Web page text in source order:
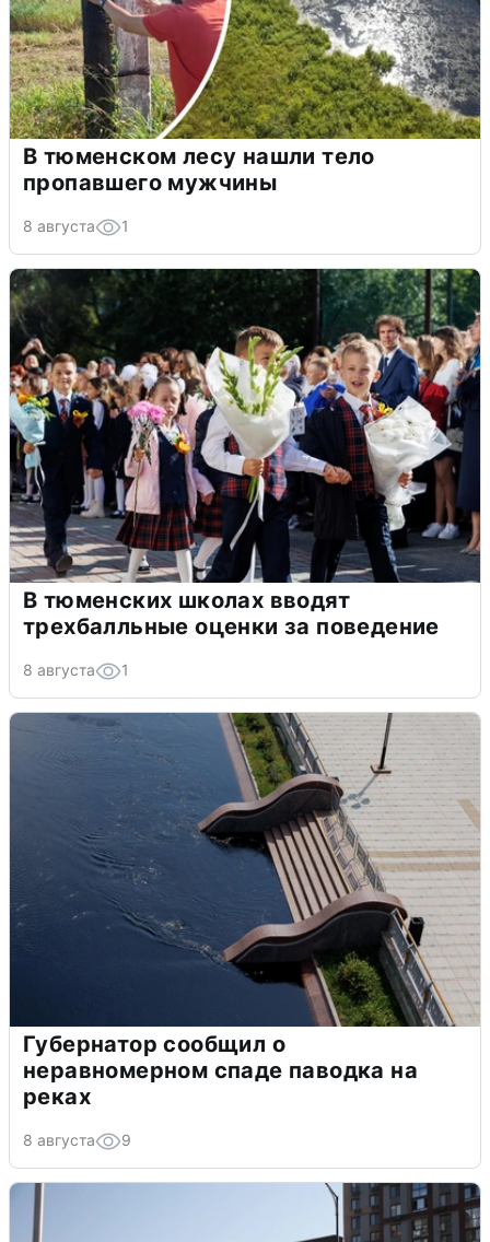
В тюменском лесу нашли тело
пропавшего мужчины
8 августа 1
В тюменских школах вводят
трехбалльные оценки за поведение
8 августа 1
Губернатор сообщил о
неравномерном спаде паводка на
реках
8 августа 9